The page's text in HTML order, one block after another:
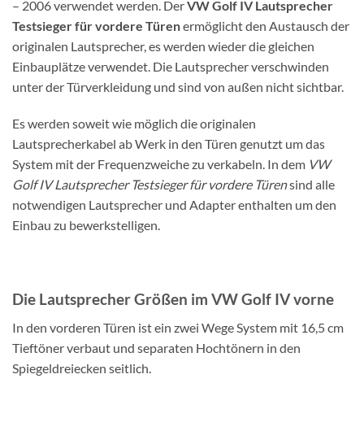
– 2006 verwendet werden. DerVW Golf IV Lautsprecher
Testsieger für vordere Türenermöglicht den Austausch der
originalen Lautsprecher, es werden wieder die gleichen
Einbauplätze verwendet. Die Lautsprecher verschwinden
unter der Türverkleidung und sind von außen nicht sichtbar.
Es werden soweit wie möglich die originalen
Lautsprecherkabel ab Werk in den Türen genutzt um das
System mit der Frequenzweiche zu verkabeln. In dem VW
Golf IV Lautsprecher Testsieger für vordere Türensind alle
notwendigen Lautsprecher und Adapter enthalten um den
Einbau zu bewerkstelligen.
Die Lautsprecher Größen im VW Golf IV vorne
In den vorderen Türen ist ein zwei Wege System mit 16,5 cm
Tieftöner verbaut und separaten Hochtönern in den
Spiegeldreiecken seitlich.